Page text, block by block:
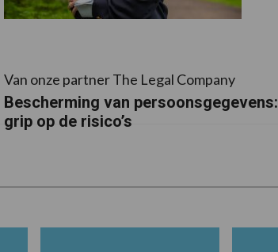
Van onze partner The Legal Company
Bescherming van persoonsgegevens:
grip op de risico’s